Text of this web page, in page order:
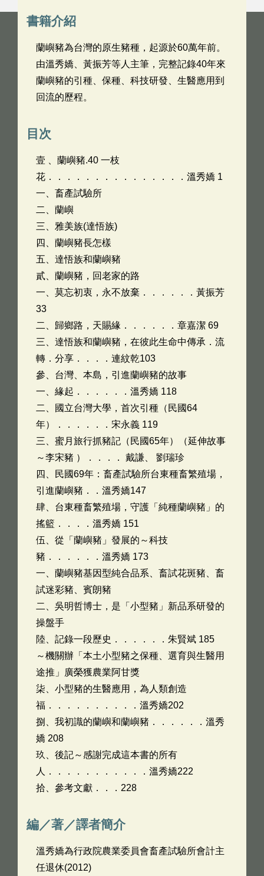
書籍介紹
蘭嶼豬為台灣的原生豬種，起源於60萬年前。
由溫秀嬌、黃振芳等人主筆，完整記錄40年來
蘭嶼豬的引種、保種、科技研發、生醫應用到
回流的歷程。
目次
壹 、蘭嶼豬.40 一枝
花．．．．．．．．．．．．．．．溫秀嬌 1
一、畜產試驗所
二、蘭嶼
三、雅美族(達悟族)
四、蘭嶼豬長怎樣
五、達悟族和蘭嶼豬
貳、蘭嶼豬，回老家的路
一、莫忘初衷，永不放棄．．．．．．黃振芳
33
二、歸鄉路，天賜緣．．．．．．章嘉潔 69
三、達悟族和蘭嶼豬，在彼此生命中傳承．流
轉．分享．．．．連紋乾103
參、台灣、本島，引進蘭嶼豬的故事
一、緣起．．．．．．溫秀嬌 118
二、國立台灣大學，首次引種（民國64
年）．．．．．．宋永義 119
三、蜜月旅行抓豬記（民國65年）（延伸故事
～李宋豬 ）．．．． 戴謙、 劉瑞珍
四、民國69年：畜產試驗所台東種畜繁殖場，
引進蘭嶼豬．．溫秀嬌147
肆、台東種畜繁殖場，守護「純種蘭嶼豬」的
搖籃．．．．溫秀嬌 151
伍、從「蘭嶼豬」發展的～科技
豬．．．．．．溫秀嬌 173
一、蘭嶼豬基因型純合品系、畜試花斑豬、畜
試迷彩豬、賓朗豬
二、吳明哲博士，是「小型豬」新品系研發的
操盤手
陸、記錄一段歷史．．．．．．朱賢斌 185
～機關辦「本土小型豬之保種、選育與生醫用
途推」廣榮獲農業阿甘獎
柒、小型豬的生醫應用，為人類創造
福．．．．．．．．．．溫秀嬌202
捌、我初識的蘭嶼和蘭嶼豬．．．．．．溫秀
嬌 208
玖、後記～感謝完成這本書的所有
人．．．．．．．．．．．溫秀嬌222
拾、參考文獻．．．228
編／著／譯者簡介
溫秀嬌為行政院農業委員會畜產試驗所會計主
任退休(2012)